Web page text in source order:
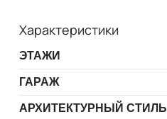
Характеристики
ЭТАЖИ
ГАРАЖ
АРХИТЕКТУРНЫЙ СТИЛЬ